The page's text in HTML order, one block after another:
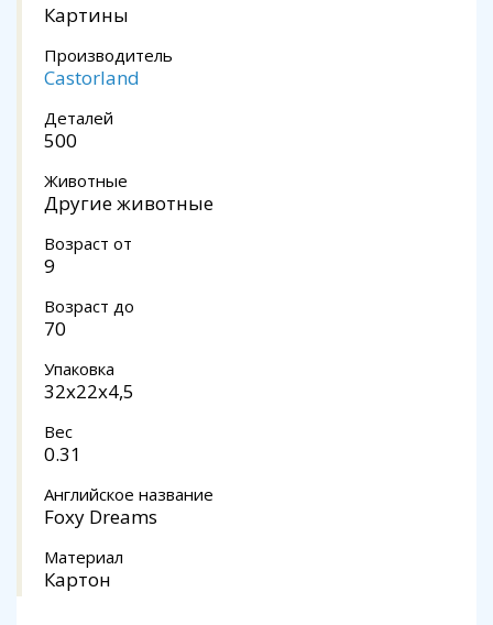
Картины
Производитель
Castorland
Деталей
500
Животные
Другие животные
Возраст от
9
Возраст до
70
Упаковка
32x22x4,5
Вес
0.31
Английское название
Foxy Dreams
Материал
Картон